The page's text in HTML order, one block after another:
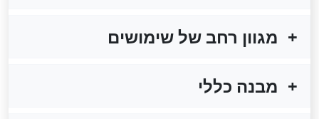
מגוון רחב של שימושים
מבנה כללי